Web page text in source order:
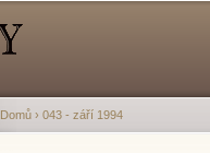
Domů › 043 - září 1994